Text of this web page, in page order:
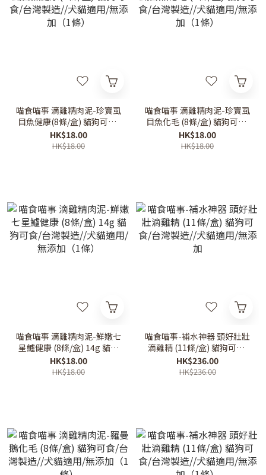
喵食喵事 滴雞精肉泥-珍寶虱
目魚健康(8條/盒) 貓狗可食/
台灣製造//犬貓適用/無添加
（1條）
HK$18.00
HK$18.00
喵食喵事 滴雞精肉泥-珍寶虱
目魚化毛 (8條/盒) 貓狗可食/
台灣製造//犬貓適用/無添加
（1條）
HK$18.00
HK$18.00
喵食喵事 滴雞精肉泥-鮮嫩七
星鱸健康 (8條/盒) 14g 貓狗
可食/台灣製造//犬貓適用/無
添加（1條）
HK$18.00
HK$18.00
喵食喵事-補水神器 頭好壯壯
滴雞精 (11條/盒) 貓狗可食/
台灣製造//犬貓適用/無添加
HK$236.00
HK$236.00